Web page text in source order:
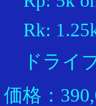
Rk:
ドライ
価格：